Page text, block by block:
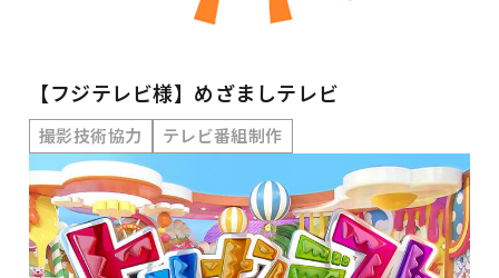
【フジテレビ様】めざましテレビ
撮影技術協力 テレビ番組制作